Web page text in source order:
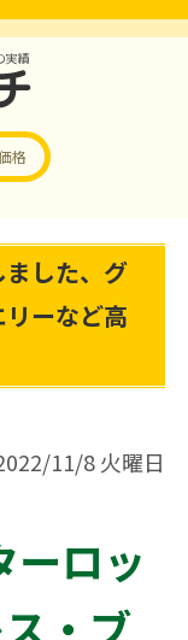
格
した、グ
ーなど高
11/8 火曜日
ーロッ
・ブ